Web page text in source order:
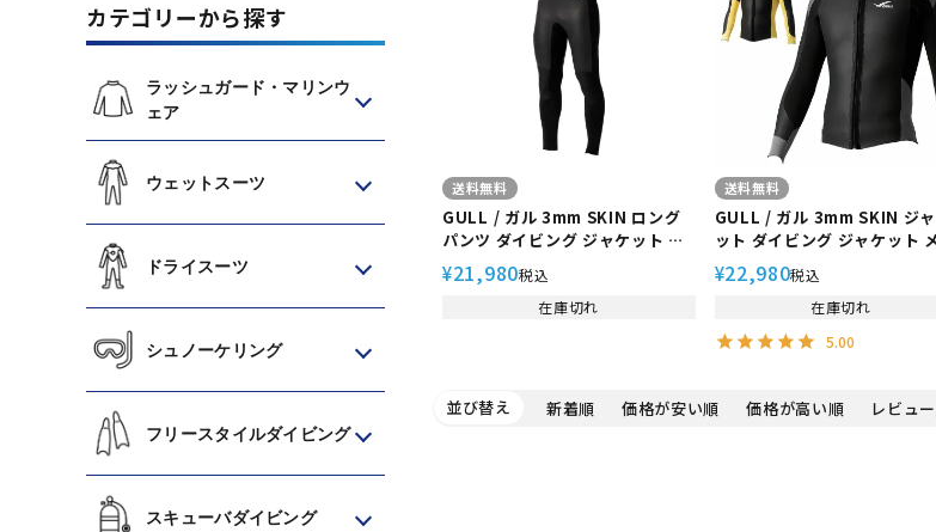
カテゴリーから探す
ラッシュガード・マリンウ
ェア
ウェットスーツ
ドライスーツ
シュノーケリング
フリースタイルダイビング
スキューバダイビング
送料無料
GULL / ガル 3mm SKIN ロング
パンツ ダイビング ジャケット メ
ンズ スキューバダイビング フリ
ーダイビング スキンダイビング
マリンスポーツ GW-6668A
¥21,980税込
在庫切れ
送料無料
GULL / ガル 3mm SKIN ジ
ット ダイビング ジャケット メン
ズ スキューバダイビング フリ
ダイビング スキンダイビング
リンスポーツ GW-6666A
¥22,980税込
在庫切れ
5.00
並び替え 新着順 価格が安い順 価格が高い順 レビュ